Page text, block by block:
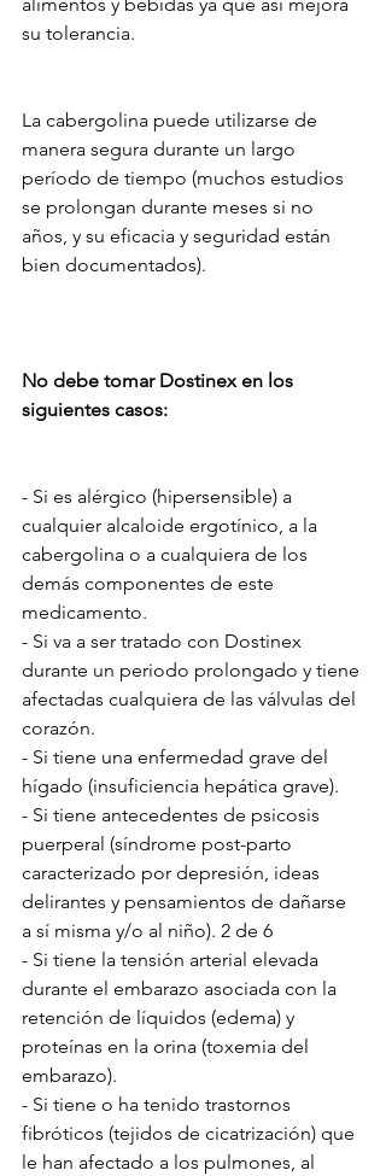
alimentos y bebidas ya que así mejora
su tolerancia.
La cabergolina puede utilizarse de
manera segura durante un largo
período de tiempo (muchos estudios
se prolongan durante meses si no
años, y su eficacia y seguridad están
bien documentados).
No debe tomar Dostinex en los
siguientes casos:
- Si es alérgico (hipersensible) a
cualquier alcaloide ergotínico, a la
cabergolina o a cualquiera de los
demás componentes de este
medicamento.
- Si va a ser tratado con Dostinex
durante un periodo prolongado y tiene
afectadas cualquiera de las válvulas del
corazón.
- Si tiene una enfermedad grave del
hígado (insuficiencia hepática grave).
- Si tiene antecedentes de psicosis
puerperal (síndrome post-parto
caracterizado por depresión, ideas
delirantes y pensamientos de dañarse
a sí misma y/o al niño). 2 de 6
- Si tiene la tensión arterial elevada
durante el embarazo asociada con la
retención de líquidos (edema) y
proteínas en la orina (toxemia del
embarazo).
- Si tiene o ha tenido trastornos
fibróticos (tejidos de cicatrización) que
le han afectado a los pulmones, al